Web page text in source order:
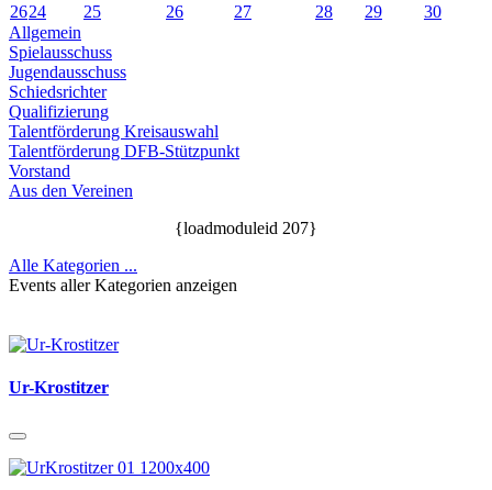
2624 25 26 27 28 29
30
Allgemein
Spielausschuss
Jugendausschuss
Schiedsrichter
Qualifizierung
Talentförderung Kreisauswahl
Talentförderung DFB-Stützpunkt
Vorstand
Aus den Vereinen
{loadmoduleid 207}
Alle Kategorien ...
Events aller Kategorien anzeigen
Ur-Krostitzer